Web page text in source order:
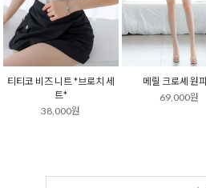
티티코 비즈 니트 *브로치 세
트*
38,000원
메릴 크로셰 원
69,000원